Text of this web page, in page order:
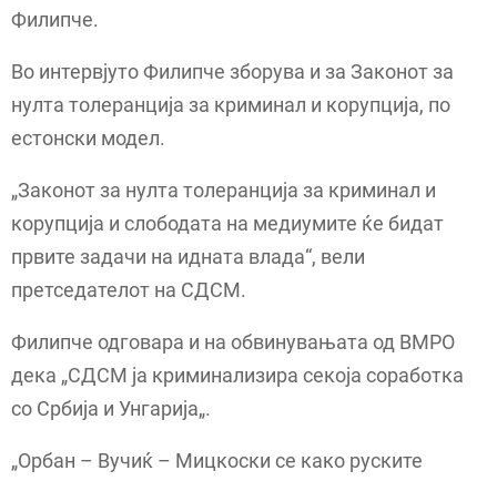
Филипче.
Во интервјуто Филипче зборува и за Законот за
нулта толеранција за криминал и корупција, по
естонски модел.
„Законот за нулта толеранција за криминал и
корупција и слободата на медиумите ќе бидат
првите задачи на идната влада“, вели
претседателот на СДСМ.
Филипче одговара и на обвинувањата од ВМРО
дека „СДСМ ја криминализира секоја соработка
со Србија и Унгарија„.
„Орбан – Вучиќ – Мицкоски се како руските